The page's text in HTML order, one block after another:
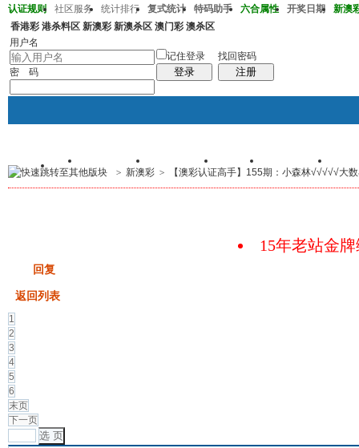
认证规则 社区服务 统计排行 复式统计 特码助手 六合属性 开奖日期
新澳
澳彩220期36-38-32-13-20-01T30
香港彩 港杀料区 新澳彩 新澳杀区 澳门彩 澳杀区
用户名
密 码
记住登录
登录
找回密码
注册
首页 交易记录 我的帖子 群组 个人中心 手
帖子
码皇总管
说：2026年7月底即将 开启特邀
> 新澳彩 > 【澳彩认证高手】155期：小森林√√√√√大
15年老站金
回复
返回列表
1
2
3
4
5
6
末页
下一页
选 页